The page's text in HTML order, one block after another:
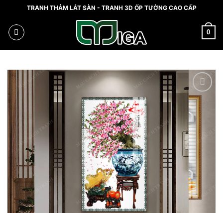
content
TRANH THẢM LÁT SÀN - TRANH 3D ỐP TƯỜNG CAO CẤP
0
Add
to
wishlist